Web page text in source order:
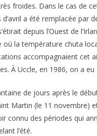
froides. Dans le cas de
a été remplacée par
depuis l’Ouest de
la température chuta
accompagnaient cet
À Uccle, en 1986, on a
de jours après le
Martin (le 11 novembre)
connu des périodes qui
l’été.